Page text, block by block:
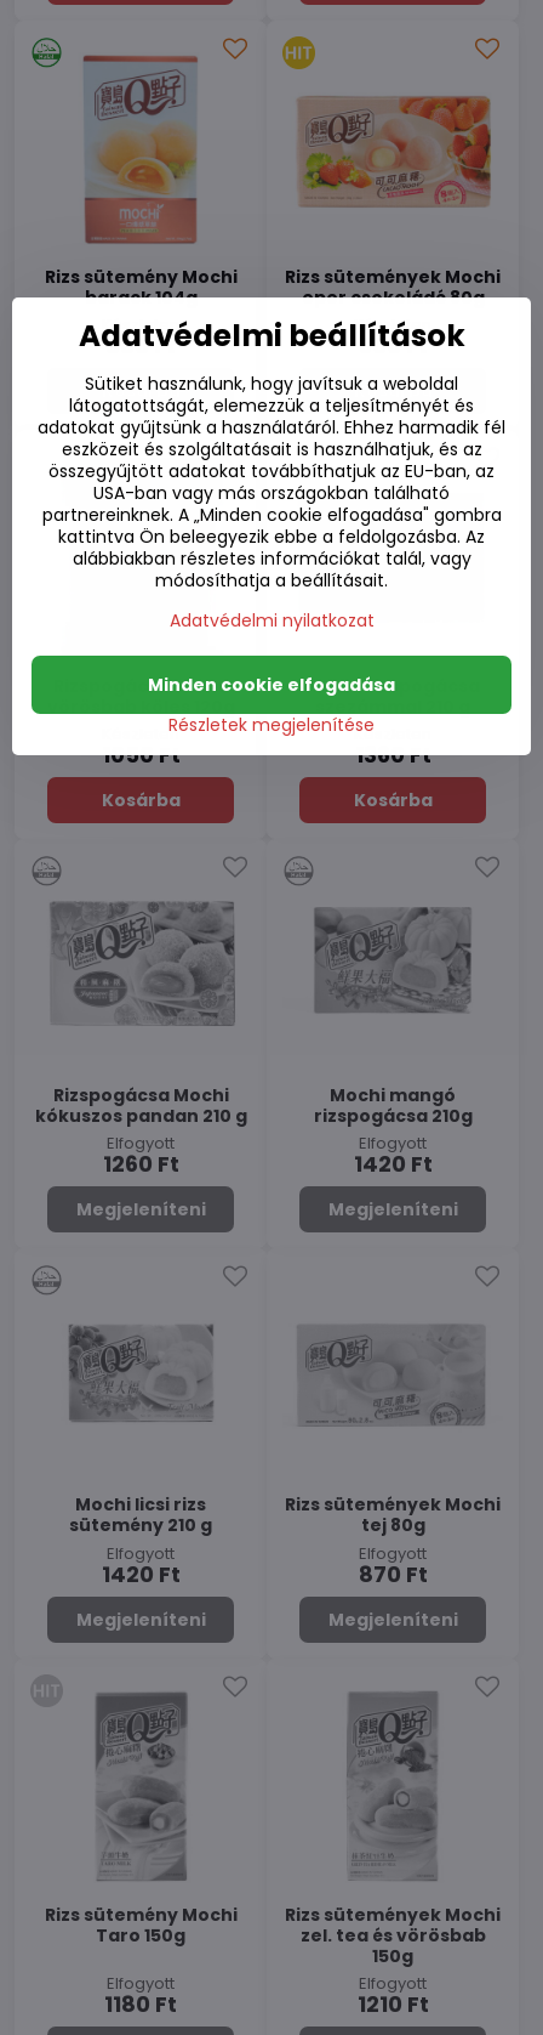
Rizs sütemény Mochi
barack 104g
Készleten
880 Ft
Kosárba
Rizs sütemények Mochi
eper csokoládé 80g
Készleten
900 Ft
Kosárba
Rizspogácsa Mochi
Készleten
1050 Ft
Kosárba
Mochi rizspogácsa
Készleten
1360 Ft
Kosárba
Rizspogácsa Mochi
kókuszos pandan 210 g
Elfogyott
1260 Ft
Megjeleníteni
Mochi mangó
rizspogácsa 210g
Elfogyott
1420 Ft
Megjeleníteni
Mochi licsi rizs
sütemény 210 g
Elfogyott
1420 Ft
Megjeleníteni
Rizs sütemények Mochi
tej 80g
Elfogyott
870 Ft
Megjeleníteni
Rizs sütemény Mochi
Taro 150g
Elfogyott
1180 Ft
Rizs sütemények Mochi
zel. tea és vörösbab
150g
Elfogyott
1210 Ft
Adatvédelmi beállítások
Sütiket használunk, hogy javítsuk a weboldal
látogatottságát, elemezzük a teljesítményét és
adatokat gyűjtsünk a használatáról. Ehhez harmadik fél
eszközeit és szolgáltatásait is használhatjuk, és az
összegyűjtött adatokat továbbíthatjuk az EU-ban, az
USA-ban vagy más országokban található
partnereinknek. A „Minden cookie elfogadása" gombra
kattintva Ön beleegyezik ebbe a feldolgozásba. Az
alábbiakban részletes információkat talál, vagy
módosíthatja a beállításait.
Adatvédelmi nyilatkozat
Részletek megjelenítése
Minden cookie elfogadása